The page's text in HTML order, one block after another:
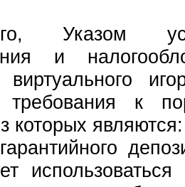
Указом
и
требования к
которых являются: